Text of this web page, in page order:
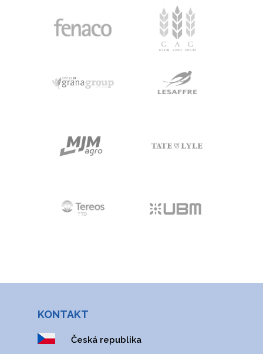
KONTAKT
Česká republika